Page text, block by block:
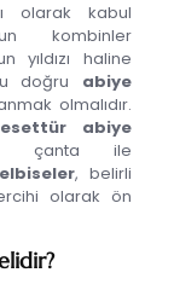
olarak kabul
kombinler
yıldızı haline
doğru abiye
olmalıdır.
abiye
çanta ile
, belirli
olarak ön